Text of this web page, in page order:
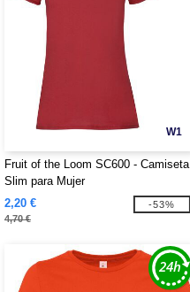
W1
Fruit of the Loom SC600 - Camiseta
Slim para Mujer
2,20 €
4,70 €
-53%